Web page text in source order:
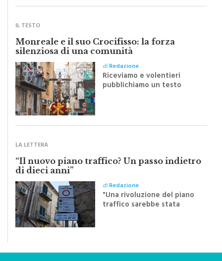
SCRITTI DA VOI
IL TESTO
Monreale e il suo Crocifisso: la forza
silenziosa di una comunità
diRedazione
Riceviamo e volentieri
Sapienza all'indomani della
LA LETTERA
“Il nuovo piano traffico? Un passo indietro
di dieci anni”
diRedazione
"Una rivoluzione del piano